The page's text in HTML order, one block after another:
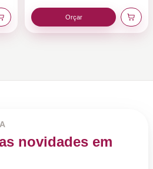
Orçar
novidades em